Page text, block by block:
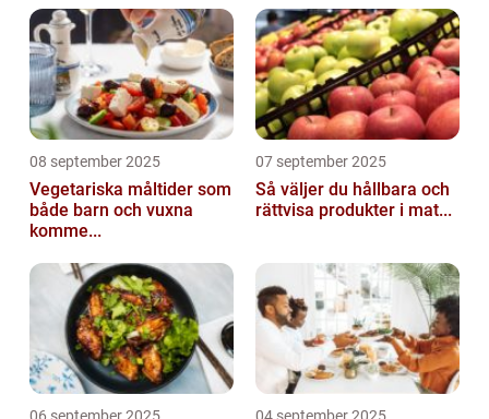
08 september 2025
Vegetariska måltider som
både barn och vuxna
komme...
07 september 2025
Så väljer du hållbara och
rättvisa produkter i mat...